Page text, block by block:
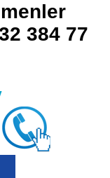
384 77